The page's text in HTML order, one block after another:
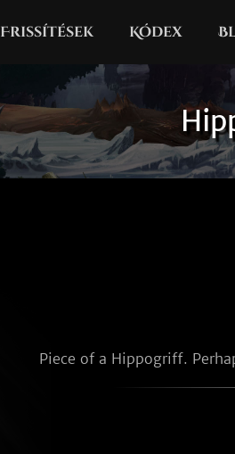
Frissítések Kódex
Piece of a Hippogriff.